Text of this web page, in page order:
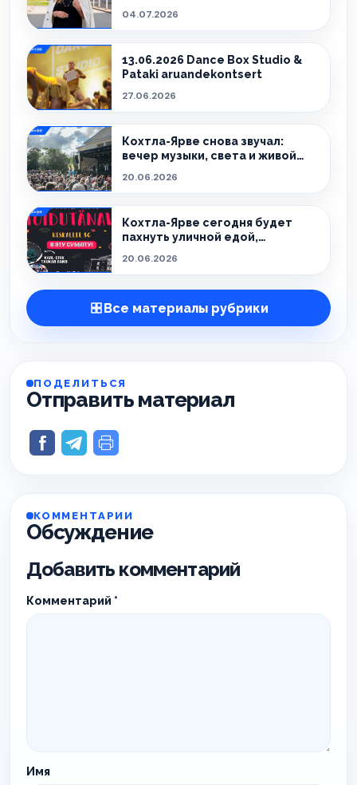
04.07.2026
13.06.2026 Dance Box Studio &
Pataki aruandekontsert
27.06.2026
Кохтла-Ярве снова звучал:
вечер музыки, света и живой
20.06.2026
Кохтла-Ярве сегодня будет
пахнуть уличной едой,
20.06.2026
Все материалы рубрики
ПОДЕЛИТЬСЯ
Отправить материал
КОММЕНТАРИИ
Обсуждение
Добавить комментарий
Комментарий *
Имя